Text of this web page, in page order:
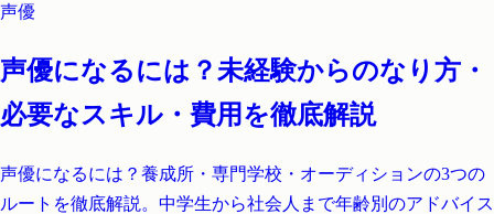
声優
声優になるには？未経験からのなり方・
必要なスキル・費用を徹底解説
声優になるには？養成所・専門学校・オーディションの3つの
ルートを徹底解説。中学生から社会人まで年齢別のアドバイス